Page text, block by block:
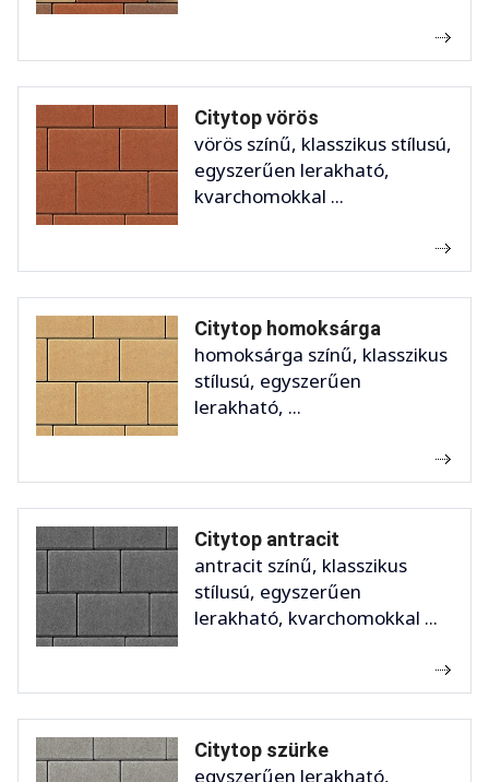
Citytop vörös
vörös színű, klasszikus stílusú,
egyszerűen lerakható,
kvarchomokkal ...
Citytop homoksárga
homoksárga színű, klasszikus
stílusú, egyszerűen
lerakható, ...
Citytop antracit
antracit színű, klasszikus
stílusú, egyszerűen
lerakható, kvarchomokkal ...
Citytop szürke
egyszerűen lerakható,